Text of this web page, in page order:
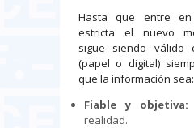
Hasta que entre
estricta el nuevo
sigue siendo válido
(papel o digital)
que la información sea:
Fiable y objetiva:
realidad.